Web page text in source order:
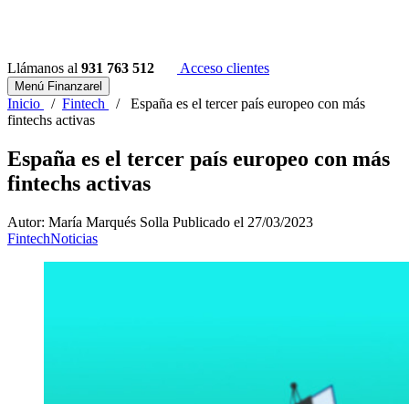
Llámanos al 931 763 512 Acceso clientes
Menú Finanzarel
Inicio / Fintech / España es el tercer país europeo con más
fintechs activas
España es el tercer país europeo con más
fintechs activas
Autor: María Marqués Solla Publicado el 27/03/2023
FintechNoticias